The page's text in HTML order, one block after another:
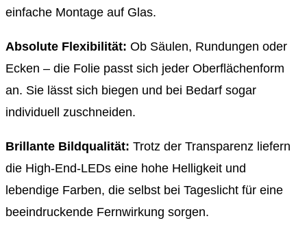
einfache Montage auf Glas.
Absolute Flexibilität: Ob Säulen, Rundungen oder
Ecken – die Folie passt sich jeder Oberflächenform
an. Sie lässt sich biegen und bei Bedarf sogar
individuell zuschneiden.
Brillante Bildqualität: Trotz der Transparenz liefern
die High-End-LEDs eine hohe Helligkeit und
lebendige Farben, die selbst bei Tageslicht für eine
beeindruckende Fernwirkung sorgen.